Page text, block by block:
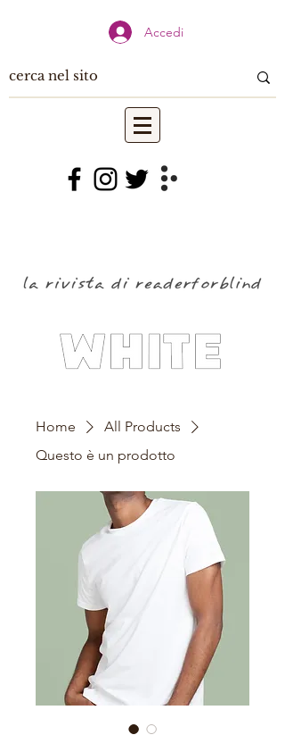
Accedi
Home
All Products
Questo è un prodotto